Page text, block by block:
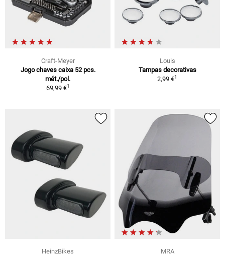
Craft-Meyer
Jogo chaves caixa 52 pcs.
mét./pol.
69,99 €1
Louis
Tampas decorativas
2,99 €1
HeinzBikes
MRA